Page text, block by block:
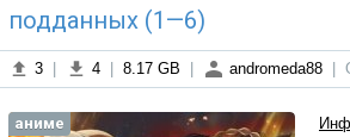
подданных (1—6)
3 4 8.17 GB andromeda88
аниме